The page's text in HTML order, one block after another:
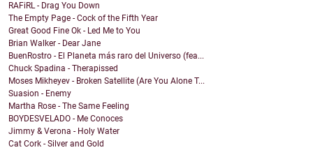
RAFiRL - Drag You Down
The Empty Page - Cock of the Fifth Year
Great Good Fine Ok - Led Me to You
Brian Walker - Dear Jane
BuenRostro - El Planeta más raro del Universo (fea...
Chuck Spadina - Therapissed
Moses Mikheyev - Broken Satellite (Are You Alone T...
Suasion - Enemy
Martha Rose - The Same Feeling
BOYDESVELADO - Me Conoces
Jimmy & Verona - Holy Water
Cat Cork - Silver and Gold